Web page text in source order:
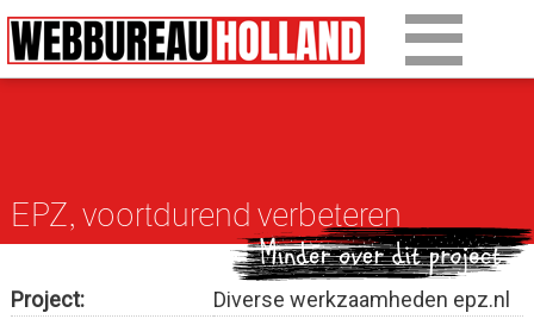
EPZ, voortdurend verbeteren
Over Drupal
Over ons
Project:
Diverse werkzaamheden epz.nl